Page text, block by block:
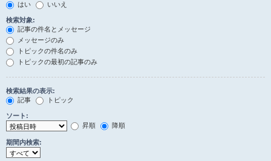
はい
いいえ
検索対象:
記事の件名とメッセージ
メッセージのみ
トピックの件名のみ
トピックの最初の記事のみ
検索結果の表示:
記事
トピック
ソート:
昇順
降順
期間内検索: